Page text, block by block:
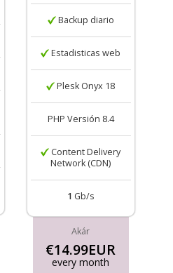
Backup diario
Estadisticas web
Plesk Onyx 18
PHP Versión 8.4
Content Delivery
Network (CDN)
1 Gb/s
Akár
€14.99EUR
every month